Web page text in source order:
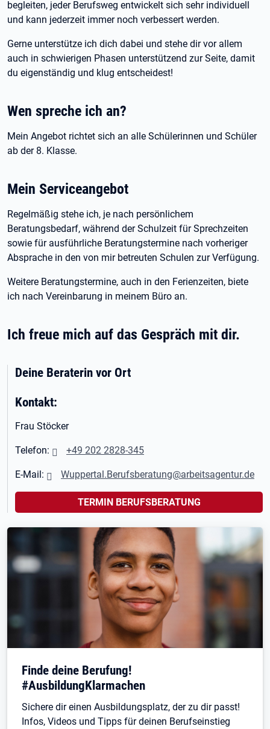
begleiten, jeder Berufsweg entwickelt sich sehr individuell
und kann jederzeit immer noch verbessert werden.
Gerne unterstütze ich dich dabei und stehe dir vor allem
auch in schwierigen Phasen unterstützend zur Seite, damit
du eigenständig und klug entscheidest!
Wen spreche ich an?
Mein Angebot richtet sich an alle Schülerinnen und Schüler
ab der 8. Klasse.
Mein Serviceangebot
Regelmäßig stehe ich, je nach persönlichem
Beratungsbedarf, während der Schulzeit für Sprechzeiten
sowie für ausführliche Beratungstermine nach vorheriger
Absprache in den von mir betreuten Schulen zur Verfügung.
Weitere Beratungstermine, auch in den Ferienzeiten, biete
ich nach Vereinbarung in meinem Büro an.
Ich freue mich auf das Gespräch mit dir.
Deine Beraterin vor Ort
Kontakt:
Frau Stöcker
Telefon: +49 202 2828-345
E-Mail: Wuppertal.Berufsberatung@arbeitsagentur.de
TERMIN BERUFSBERATUNG
Finde deine Berufung!
#AusbildungKlarmachen
Sichere dir einen Ausbildungsplatz, der zu dir passt!
Infos, Videos und Tipps für deinen Berufseinstieg